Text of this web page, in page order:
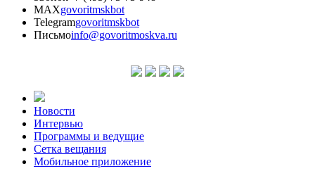
MAXgovoritmskbot
Telegramgovoritmskbot
Письмоinfo@govoritmoskva.ru
Новости
Интервью
Программы и ведущие
Сетка вещания
Мобильное приложение